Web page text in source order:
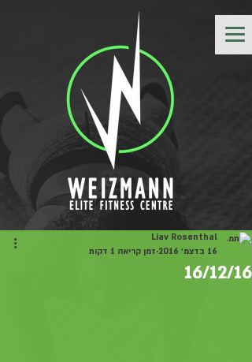
16/12/16
Liav Rosenthal
16 בדצמ׳ 2016
זמן קריאה 1 דקות